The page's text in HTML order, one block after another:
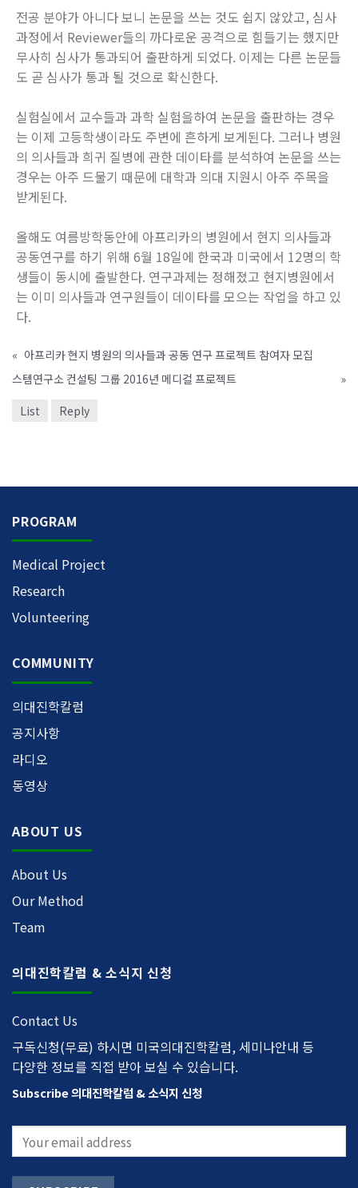
전공 분야가 아니다 보니 논문을 쓰는 것도 쉽지 않았고, 심사
과정에서 Reviewer들의 까다로운 공격으로 힘들기는 했지만
무사히 심사가 통과되어 출판하게 되었다. 이제는 다른 논문들
도 곧 심사가 통과 될 것으로 확신한다.
실험실에서 교수들과 과학 실험을하여 논문을 출판하는 경우
는 이제 고등학생이라도 주변에 흔하게 보게된다. 그러나 병원
의 의사들과 희귀 질병에 관한 데이타를 분석하여 논문을 쓰는
경우는 아주 드물기 때문에 대학과 의대 지원시 아주 주목을
받게된다.
올해도 여름방학동안에 아프리카의 병원에서 현지 의사들과
공동연구를 하기 위해 6월 18일에 한국과 미국에서 12명의 학
생들이 동시에 출발한다. 연구과제는 정해졌고 현지병원에서
는 이미 의사들과 연구원들이 데이타를 모으는 작업을 하고 있
다.
« 아프리카 현지 병원의 의사들과 공동 연구 프로젝트 참여자 모집
스템연구소 컨설팅 그룹 2016년 메디컬 프로젝트
»
List
Reply
PROGRAM
Medical Project
Research
Volunteering
COMMUNITY
의대진학칼럼
공지사항
라디오
동영상
ABOUT US
About Us
Our Method
Team
의대진학칼럼 & 소식지 신청
Contact Us
구독신청(무료) 하시면 미국의대진학칼럼, 세미나안내 등
다양한 정보를 직접 받아 보실 수 있습니다.
Subscribe 의대진학칼럼 & 소식지 신청